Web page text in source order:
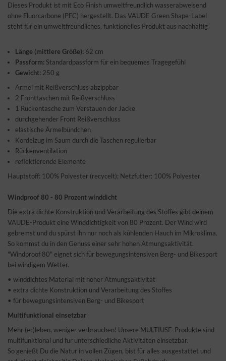
Dieses Produkt ist mit Eco Finish umweltfreundlich wasserabweisend
ohne Fluorcarbone (PFC) hergestellt. Das VAUDE Green Shape-Label
steht für ein umweltfreundliches, funktionelles Produkt aus nachhaltig
Länge (mittlere Größe): 62 cm
Passform: Standardpassform für ein bequemes Tragegefühl
Gewicht: 250 g
Ärmel mit Reißverschluss abzippbar
2 Fronttaschen mit Reißverschluss
1 Rückentasche zum Verstauen der Jacke
durchgehender Front Reißverschluss
elastische Ärmelbündchen
Kordelzug im Saum durch die Taschen regulierbar
Rückenventilation
reflektierende Elemente
Hauptstoff: 100% Polyester (recycelt); Netzfutter: 100% Polyester
Windproof 80 - 80 Prozent winddicht
Die extra dichte Konstruktion und Verarbeitung des Stoffes gibt deinem
VAUDE-Produkt eine Winddichtigkeit von 80 Prozent. Der Wind wird
gebremst und du spürst ihn nur noch als kühlenden Hauch im Mikroklima.
So kommst du in den Genuss einer sehr hohen Atmungsaktivität.
"Windproof 80" eignet sich für bewegungsintensiven Berg- und Bikesport
bei windigem Wetter.
• winddichtes Material mit hoher Atmungsaktivität
• extra dichte Konstruktion und Verarbeitung des Stoffes
• für bewegungsintensiven Berg- und Bikesport
Multifunktional einsetzbar
Mehr (er)leben, weniger verbrauchen! Unsere MULTIUSE-Produkte sind
multifunktional und für unterschiedliche Aktivitäten einsetzbar.
So genießt Du die Natur in vollen Zügen, bist für alles ausgestattet und